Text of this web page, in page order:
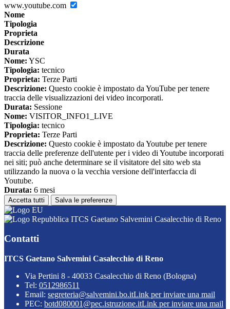
www.youtube.com
Nome
Tipologia
Proprieta
Descrizione
Durata
Nome: YSC
Tipologia: tecnico
Proprieta: Terze Parti
Descrizione: Questo cookie è impostato da YouTube per tenere
traccia delle visualizzazioni dei video incorporati.
Durata: Sessione
Nome: VISITOR_INFO1_LIVE
Tipologia: tecnico
Proprieta: Terze Parti
Descrizione: Questo cookie è impostato da Youtube per tenere
traccia delle preferenze dell'utente per i video di Youtube incorporati
nei siti; può anche determinare se il visitatore del sito web sta
utilizzando la nuova o la vecchia versione dell'interfaccia di
Youtube.
Durata: 6 mesi
Accetta tutti Salva le preferenze
ITCS Gaetano Salvemini Casalecchio di Reno
Contatti
ITCS Gaetano Salvemini Casalecchio di Reno
Via Pertini 8 - 40033 Casalecchio di Reno (Bologna)
Tel: 0512986511
Email: segreteria@salvemini.bo.itLink per inviare una mail
PEC: botd080001@pec.istruzione.itLink per inviare una mail